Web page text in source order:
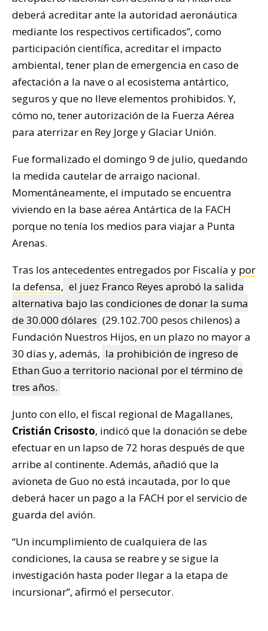
deberá acreditar ante la autoridad aeronáutica
mediante los respectivos certificados”, como
participación científica, acreditar el impacto
ambiental, tener plan de emergencia en caso de
afectación a la nave o al ecosistema antártico,
seguros y que no lleve elementos prohibidos. Y,
cómo no, tener autorización de la Fuerza Aérea
para aterrizar en Rey Jorge y Glaciar Unión.
Fue formalizado el domingo 9 de julio, quedando
la medida cautelar de arraigo nacional.
Momentáneamente, el imputado se encuentra
viviendo en la base aérea Antártica de la FACH
porque no tenía los medios para viajar a Punta
Arenas.
Tras los antecedentes entregados por Fiscalía y por
la defensa, el juez Franco Reyes aprobó la salida
alternativa bajo las condiciones de donar la suma
de 30.000 dólares (29.102.700 pesos chilenos) a
Fundación Nuestros Hijos, en un plazo no mayor a
30 días y, además, la prohibición de ingreso de
Ethan Guo a territorio nacional por el término de
tres años.
Junto con ello, el fiscal regional de Magallanes,
Cristián Crisosto, indicó que la donación se debe
efectuar en un lapso de 72 horas después de que
arribe al continente. Además, añadió que la
avioneta de Guo no está incautada, por lo que
deberá hacer un pago a la FACH por el servicio de
guarda del avión.
“Un incumplimiento de cualquiera de las
condiciones, la causa se reabre y se sigue la
investigación hasta poder llegar a la etapa de
incursionar”, afirmó el persecutor.